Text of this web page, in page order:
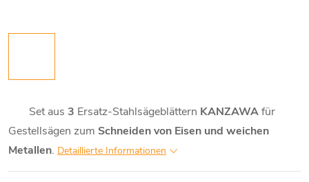
Set aus 3 Ersatz-Stahlsägeblättern KANZAWAfür
Gestellsägen zum Schneiden von Eisen und weichen
Metallen. Detaillierte Informationen